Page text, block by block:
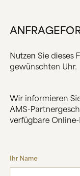
ANFRAGE
ÜBER UNS
HERSTELLUNG
KONTAKT
Nutzen Sie dieses
gewünschten Uhr.
Wir informieren
AMS-
verfügbare
Ihr Name